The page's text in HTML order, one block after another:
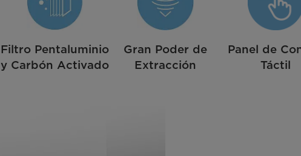
Filtro Pentaluminio
y Carbón Activado
Gran Poder de
Extracción
Panel de
Táctil